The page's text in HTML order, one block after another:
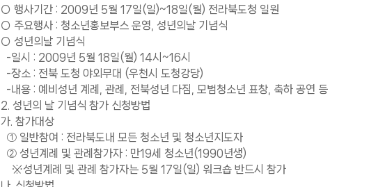
○ 행사기간 : 2009년 5월 17일(일)~18일(월) 전라북도청 일원
○ 주요행사 : 청소년홍보부스 운영, 성년의날 기념식
○ 성년의날 기념식
-일시 : 2009년 5월 18일(월) 14시~16시
-장소 : 전북 도청 야외무대 (우천시 도청강당)
-내용 : 예비성년 계례, 관례, 전북성년 다짐, 모범청소년 표창, 축하 공연 등
2. 성년의 날 기념식 참가 신청방법
가. 참가대상
① 일반참여 : 전라북도내 모든 청소년 및 청소년지도자
② 성년계례 및 관례참가자 : 만19세 청소년(1990년생)
※성년계례 및 관례 참가자는 5월 17일(일) 워크숍 반드시 참가